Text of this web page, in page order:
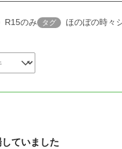
R15のみ タグ ほのぼの時々
ていました